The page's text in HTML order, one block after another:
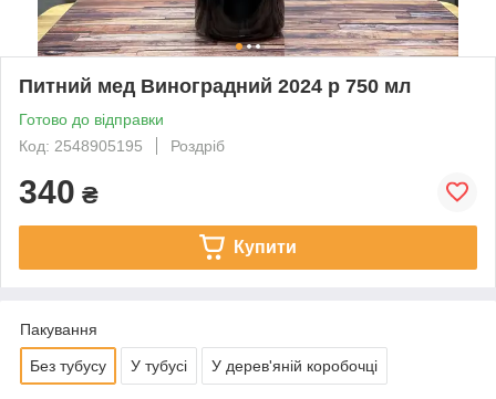
Питний мед Виноградний 2024 р 750 мл
Готово до відправки
Код: 2548905195
Роздріб
340 ₴
Купити
Пакування
Без тубусу У тубусі У дерев'яній коробочці